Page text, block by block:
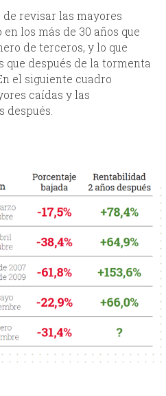
revisar las mayores
los más de 30 años que
de terceros, y lo que
después de la tormenta
el siguiente cuadro
caídas y las
después.